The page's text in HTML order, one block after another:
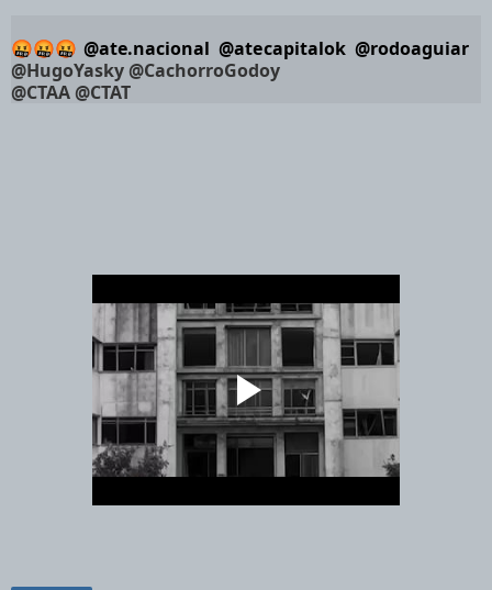
🤬🤬🤬 @ate.nacional @atecapitalok @rodoaguiar
@HugoYasky@CachorroGodoy
@CTAA@CTAT